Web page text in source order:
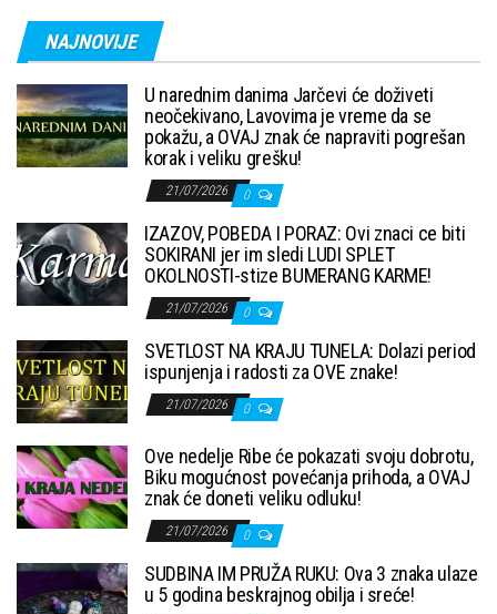
NAJNOVIJE
U narednim danima Jarčevi će doživeti
neočekivano, Lavovima je vreme da se
pokažu, a OVAJ znak će napraviti pogrešan
korak i veliku grešku!
21/07/2026 0
IZAZOV, POBEDA I PORAZ: Ovi znaci ce biti
SOKIRANI jer im sledi LUDI SPLET
OKOLNOSTI-stize BUMERANG KARME!
21/07/2026 0
SVETLOST NA KRAJU TUNELA: Dolazi period
ispunjenja i radosti za OVE znake!
21/07/2026 0
Ove nedelje Ribe će pokazati svoju dobrotu,
Biku mogućnost povećanja prihoda, a OVAJ
znak će doneti veliku odluku!
21/07/2026 0
SUDBINA IM PRUŽA RUKU: Ova 3 znaka ulaze
u 5 godina beskrajnog obilja i sreće!